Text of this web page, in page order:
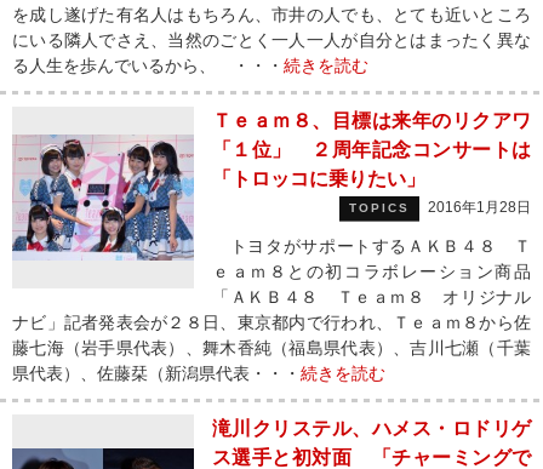
を成し遂げた有名人はもちろん、市井の人でも、とても近いところ
にいる隣人でさえ、当然のごとく一人一人が自分とはまったく異な
る人生を歩んでいるから、 ・・・ 続きを読む
Ｔｅａｍ８、目標は来年のリクアワ
「１位」 ２周年記念コンサートは
「トロッコに乗りたい」
TOPICS 2016年1月28日
トヨタがサポートするＡＫＢ４８ Ｔ
ｅａｍ８との初コラボレーション商品
「ＡＫＢ４８ Ｔｅａｍ８ オリジナル
ナビ」記者発表会が２８日、東京都内で行われ、Ｔｅａｍ８から佐
藤七海（岩手県代表）、舞木香純（福島県代表）、吉川七瀬（千葉
県代表）、佐藤栞（新潟県代表・・・ 続きを読む
滝川クリステル、ハメス・ロドリゲ
ス選手と初対面 「チャーミングで